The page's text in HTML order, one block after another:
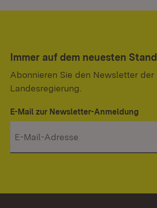
Immer auf dem neuesten Stand
Abonnieren Sie den Newsletter der
Landesregierung.
E-Mail zur Newsletter-Anmeldung